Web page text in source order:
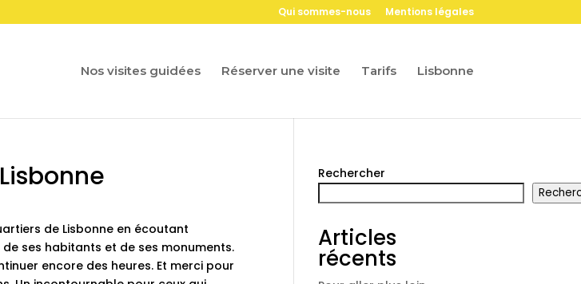
Qui sommes-nous Mentions légales
Nos visites guidées Réserver une visite Tarifs Lisbonne
de Lisbonne en écoutant
ses habitants et de ses monuments.
encore des heures. Et merci pour
Rechercher
Articles
récents